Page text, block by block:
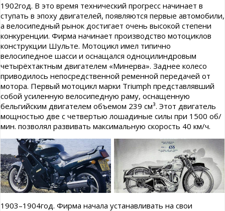
1902год. В это время технический прогресс начинает в
ступать в эпоху двигателей, появляются первые автомобили,
а велосипедный рынок достигает очень высокой степени
конкуренции. Фирма начинает производство мотоциклов
конструкции Шульте. Мотоцикл имел типично
велосипедное шасси и оснащался одноцилиндровым
четырёхтактным двигателем «Минерва». Заднее колесо
приводилось непосредственной ременной передачей от
мотора. Первый мотоцикл марки Triumph представлявший
собой усиленную велосипедную раму, оснащенную
бельгийским двигателем объемом 239 см³. Этот двигатель
мощностью две с четвертью лошадиные силы при 1500 об/
мин. позволял развивать максимальную скорость 40 км/ч.
1903–1904год. Фирма начала устанавливать на свои